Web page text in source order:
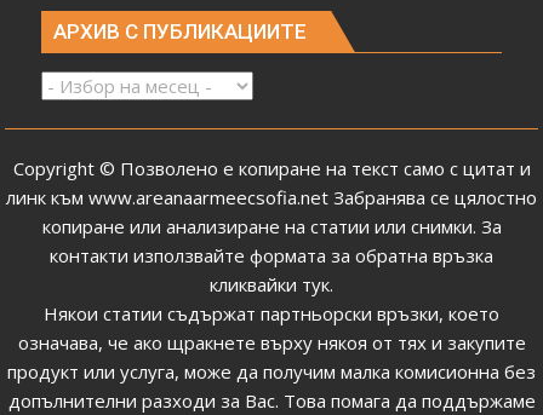
АРХИВ С ПУБЛИКАЦИИТЕ
Архив
Copyright © Позволено е копиране на текст само с цитат и
линк към www.areanaarmeecsofia.net Забранява се цялостно
копиране или анализиране на статии или снимки. За
контакти използвайте формата за обратна връзка
кликвайки тук.
Някои статии съдържат партньорски връзки, което
означава, че ако щракнете върху някоя от тях и закупите
продукт или услуга, може да получим малка комисионна без
допълнителни разходи за Вас. Това помага да поддържаме